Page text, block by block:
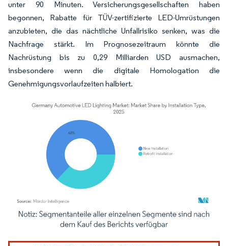
unter 90 Minuten. Versicherungsgesellschaften haben
begonnen, Rabatte für TÜV-zertifizierte LED-Umrüstungen
anzubieten, die das nächtliche Unfallrisiko senken, was die
Nachfrage stärkt. Im Prognosezeitraum könnte die
Nachrüstung bis zu 0,29 Milliarden USD ausmachen,
insbesondere wenn die digitale Homologation die
Genehmigungsvorlaufzeiten halbiert.
Bild © Mordor Intelligence. Wiederverwendung erfordert Namensnennung